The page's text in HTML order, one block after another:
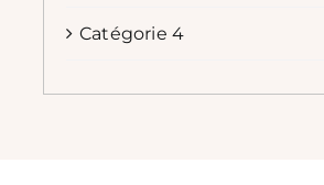
Catégorie 4